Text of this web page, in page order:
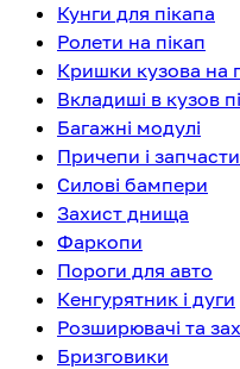
Кунги для пікапа
Ролети на пікап
Кришки кузова на
Вкладиші в кузов
Багажні модулі
Причепи і
Силові бампери
Захист днища
Фаркопи
Пороги для авто
Кенгурятник і дуги
Розширювачі та
Бризговики